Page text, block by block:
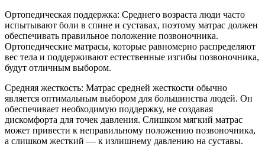
Ортопедическая поддержка: Среднего возраста люди часто
испытывают боли в спине и суставах, поэтому матрас должен
обеспечивать правильное положение позвоночника.
Ортопедические матрасы, которые равномерно распределяют
вес тела и поддерживают естественные изгибы позвоночника,
будут отличным выбором.
Средняя жесткость: Матрас средней жесткости обычно
является оптимальным выбором для большинства людей. Он
обеспечивает необходимую поддержку, не создавая
дискомфорта для точек давления. Слишком мягкий матрас
может привести к неправильному положению позвоночника,
а слишком жесткий — к излишнему давлению на суставы.